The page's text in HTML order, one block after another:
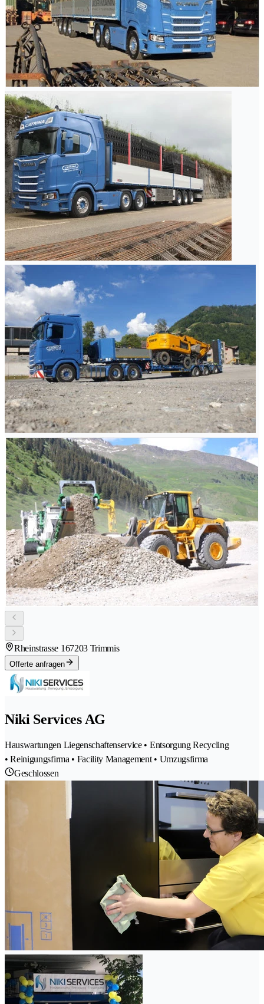
Rheinstrasse 167203 Trimmis
Offerte anfragen
Niki Services AG
Hauswartungen Liegenschaftenservice • Entsorgung Recycling
• Reinigungsfirma • Facility Management • Umzugsfirma
Geschlossen